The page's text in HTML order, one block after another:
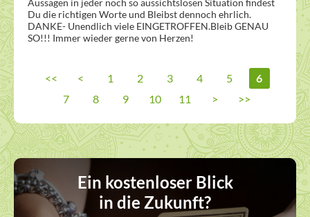
Aussagen in jeder noch so aussichtslosen Situation findest
Du die richtigen Worte und Bleibst dennoch ehrlich.
DANKE- Unendlich viele EINGETROFFEN.Bleib GENAU
SO!!! Immer wieder gerne von Herzen!
<< < 1 2 3 4 5
6
7
8 9 10 11 > >>
Ein kostenloser Blick
in die Zukunft?